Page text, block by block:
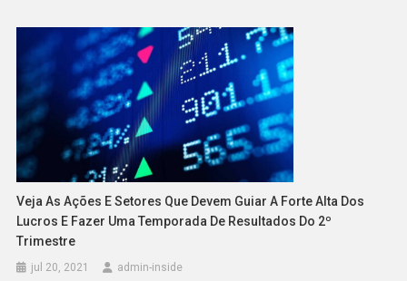
Veja As Ações E Setores Que Devem Guiar A Forte Alta Dos
Lucros E Fazer Uma Temporada De Resultados Do 2º
Trimestre
jul 20, 2021 admin-inside